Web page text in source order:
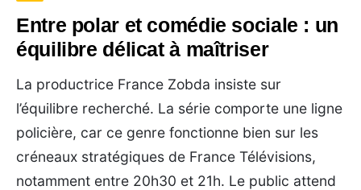
Entre polar et comédie sociale : un
équilibre délicat à maîtriser
La productrice France Zobda insiste sur
l’équilibre recherché. La série comporte une ligne
policière, car ce genre fonctionne bien sur les
créneaux stratégiques de France Télévisions,
notamment entre 20h30 et 21h. Le public attend